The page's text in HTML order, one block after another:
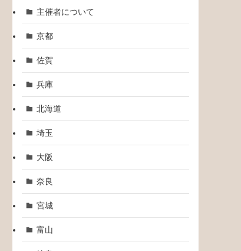
主催者について
京都
佐賀
兵庫
北海道
埼玉
大阪
奈良
宮城
富山